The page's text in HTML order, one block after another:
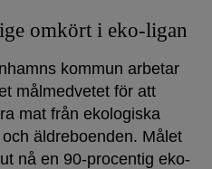
omkört i eko-ligan
kommun arbetar
målmedvetet för att
mat från ekologiska
äldreboenden. Målet
nå en 90-procentig eko-